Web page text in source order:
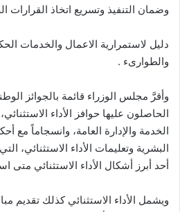
وضمان التنفيذ وتسريع اتخاذ القرارات
دليل لاستمرارية الاعمال والخدمات
والطوارىء .
وأقرَّ مجلس الوزراء قائمة بالجوائز
الحاصلون عليها حوافز الأداء
الخدمة والإدارة العامة، وانسجاماً مع
البشرية وتعليمات الأداء الاستثنائي،
أحد أبرز أشكال الأداء الاستثنائي متى
ويشمل الأداء الاستثنائي كذلك تقديم